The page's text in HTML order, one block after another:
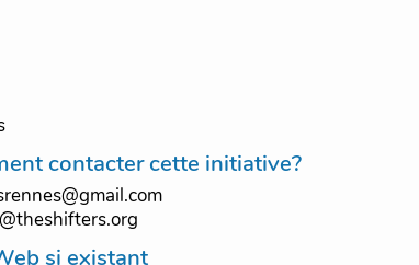
contacter cette initiative?
si existant